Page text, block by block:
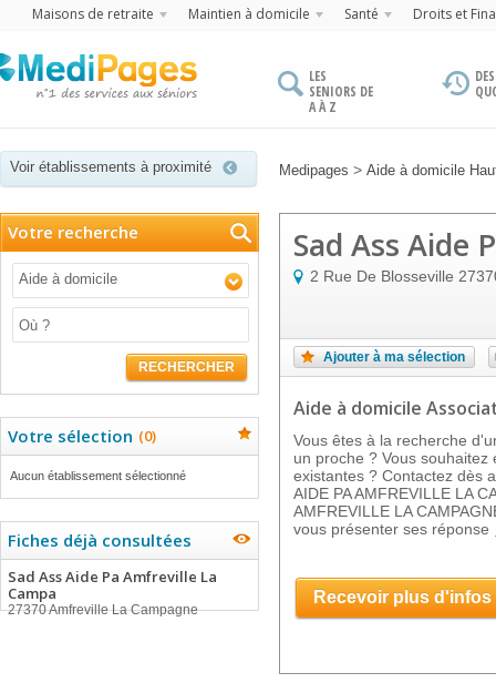
Maisons de retraite Maintien à domicile Santé Droits et
LES
SENIORS DE
A À Z
Voir établissements à proximité Medipages > Aide à domicile
Votre recherche
Aide à domicile
RECHERCHER
Votre sélection (0)
Aucun établissement sélectionné
Fiches déjà consultées
Sad Ass Aide Pa Amfreville La
Campa
27370 Amfreville La Campagne
Sad Ass Aide
2 Rue De Blosseville
Ajouter à ma sélection
Aide à domicile
Vous êtes à la recherche
un proche ? Vous
existantes ? Contactez dès
AIDE PA AMFREVILLE LA
AMFREVILLE LA
vous présenter ses réponse
Recevoir plus d'infos